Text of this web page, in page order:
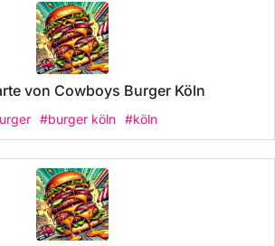
von Cowboys Burger Köln
#burger köln #köln